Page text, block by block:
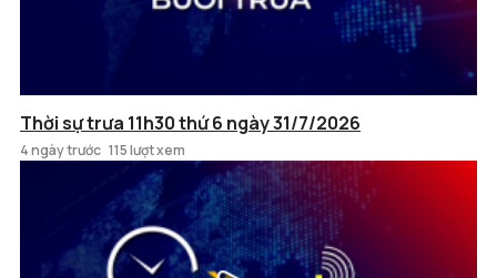
Thời sự trưa 11h30 thứ 6 ngày 31/7/2026
4 ngày trước 115 lượt xem